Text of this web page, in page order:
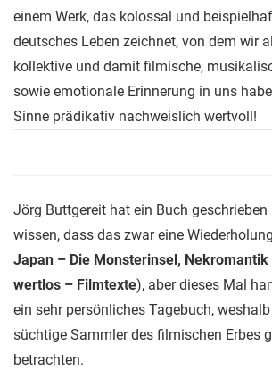
einem Werk, das kolossal und
deutsches Leben zeichnet, von dem wir
kollektive und damit filmische,
sowie emotionale Erinnerung in uns
Sinne prädikativ nachweislich wertvoll!
Jörg Buttgereit hat ein Buch
wissen, dass das zwar eine
Japan – Die Monsterinsel, Nekromantik
wertlos – Filmtexte), aber dieses Mal
ein sehr persönliches Tagebuch,
süchtige Sammler des filmischen Erbes
betrachten.